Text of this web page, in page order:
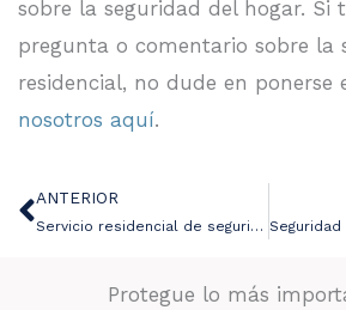
sobre la seguridad del hogar. Si
pregunta o comentario sobre la
residencial, no dude en ponerse
nosotros aquí.
Ant
ANTERIOR
Servicio residencial de seguridad en Panamá
Protegue lo más